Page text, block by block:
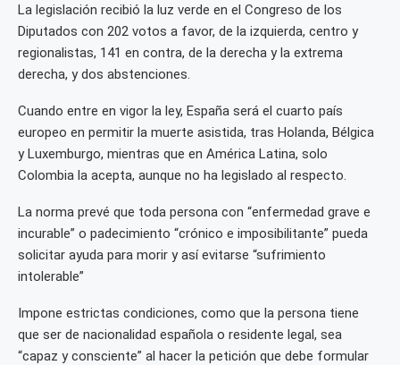
La legislación recibió la luz verde en el Congreso de los
Diputados con 202 votos a favor, de la izquierda, centro y
regionalistas, 141 en contra, de la derecha y la extrema
derecha, y dos abstenciones.
Cuando entre en vigor la ley, España será el cuarto país
europeo en permitir la muerte asistida, tras Holanda, Bélgica
y Luxemburgo, mientras que en América Latina, solo
Colombia la acepta, aunque no ha legislado al respecto.
La norma prevé que toda persona con “enfermedad grave e
incurable” o padecimiento “crónico e imposibilitante” pueda
solicitar ayuda para morir y así evitarse “sufrimiento
intolerable”
Impone estrictas condiciones, como que la persona tiene
que ser de nacionalidad española o residente legal, sea
“capaz y consciente” al hacer la petición que debe formular